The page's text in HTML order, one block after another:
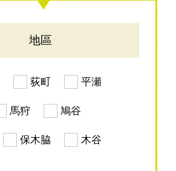
地區
荻町 平瀬
馬狩 鳩谷
保木脇 木谷